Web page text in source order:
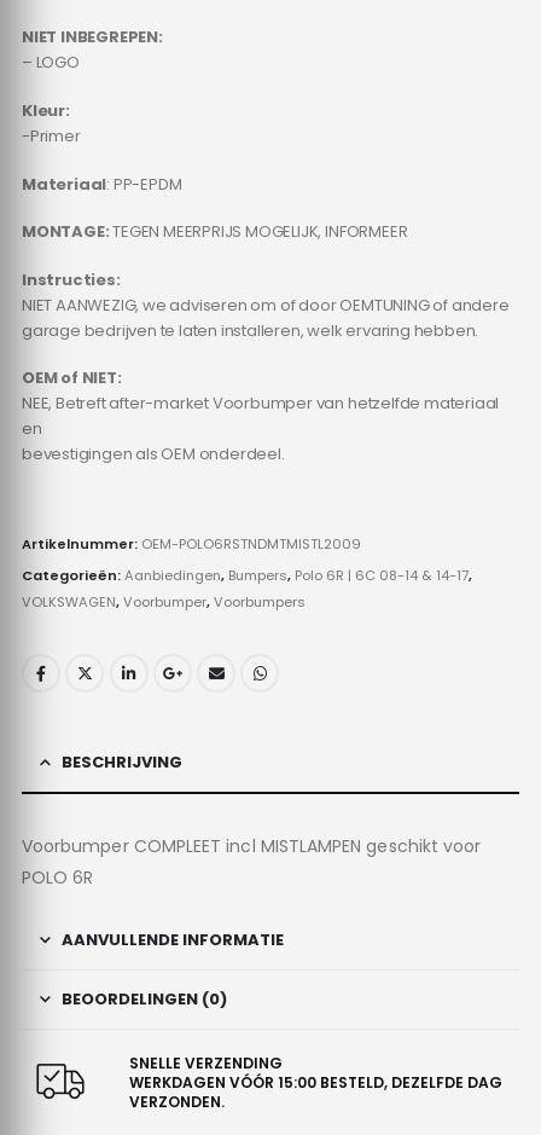
NIET INBEGREPEN:
– LOGO
Kleur:
-Primer
Materiaal: PP-EPDM
MONTAGE:TEGEN MEERPRIJS MOGELIJK, INFORMEER
Instructies:
NIET AANWEZIG, we adviseren om of door OEMTUNING of andere
garage bedrijven te laten installeren, welk ervaring hebben.
OEM of NIET:
NEE, Betreft after-market Voorbumper van hetzelfde materiaal
en
bevestigingen als OEM onderdeel.
Artikelnummer: OEM-POLO6RSTNDMTMISTL2009
Categorieën:Aanbiedingen, Bumpers, Polo 6R | 6C 08-14 & 14-17,
VOLKSWAGEN,Voorbumper,Voorbumpers
BESCHRIJVING
Voorbumper COMPLEET incl MISTLAMPEN geschikt voor
POLO 6R
AANVULLENDE INFORMATIE
BEOORDELINGEN (0)
SNELLE VERZENDING
WERKDAGEN VÓÓR 15:00 BESTELD, DEZELFDE DAG
VERZONDEN.